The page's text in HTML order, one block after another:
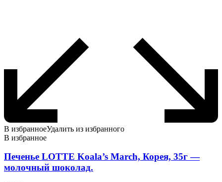
В избранноеУдалить из избранного
В избранное
Печенье LOTTE Koala’s March, Корея, 35г —
молочный шоколад.